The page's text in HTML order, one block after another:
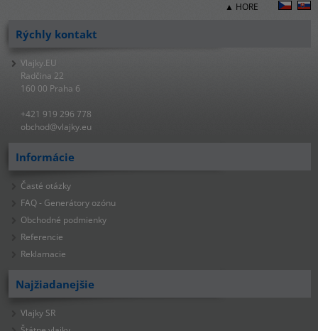
▲ HORE
Rýchly kontakt
Vlajky.EU
Radčina 22
160 00 Praha 6
+421 919 296 778
obchod@vlajky.eu
Informácie
Časté otázky
FAQ - Generátory ozónu
Obchodné podmienky
Referencie
Reklamacie
Najžiadanejšie
Vlajky SR